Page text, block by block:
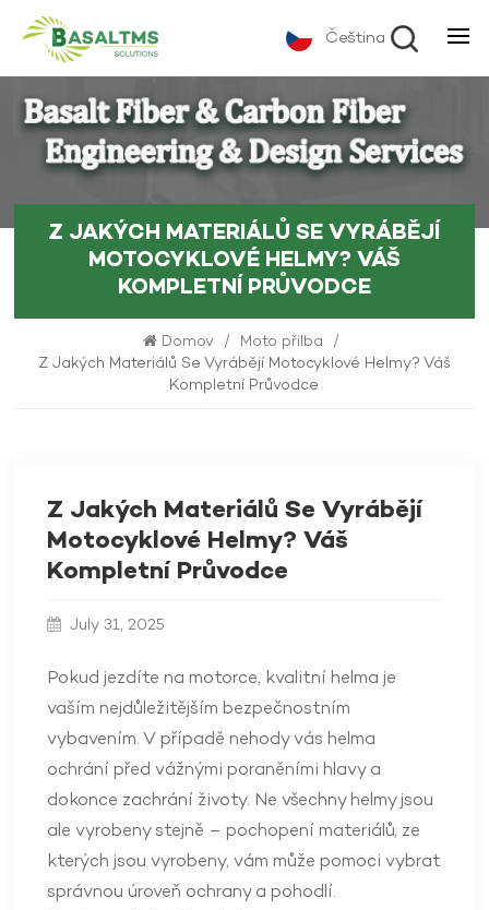
Čeština
Z JAKÝCH MATERIÁLŮ SE VYRÁBĚJÍ
MOTOCYKLOVÉ HELMY? VÁŠ
KOMPLETNÍ PRŮVODCE
Domov / Moto přilba /
Z Jakých Materiálů Se Vyrábějí Motocyklové Helmy? Váš
Kompletní Průvodce
Z Jakých Materiálů Se Vyrábějí
Motocyklové Helmy? Váš
Kompletní Průvodce
July 31, 2025
Pokud jezdíte na motorce, kvalitní helma je
vaším nejdůležitějším bezpečnostním
vybavením. V případě nehody vás helma
ochrání před vážnými poraněními hlavy a
dokonce zachrání životy. Ne všechny helmy jsou
ale vyrobeny stejně – pochopení materiálů, ze
kterých jsou vyrobeny, vám může pomoci vybrat
správnou úroveň ochrany a pohodlí.